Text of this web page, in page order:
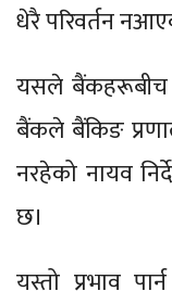
धेरै परिवर्तन
यसले बैंकहरूबीच
बैंकले बैंकिङ
नरहेको नायव
छ।
यस्तो प्रभाव